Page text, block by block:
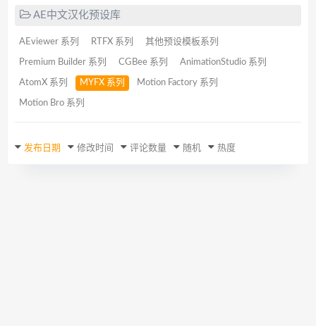
AE中文汉化预设库
AEviewer 系列 RTFX 系列 其他预设模板系列
Premium Builder 系列 CGBee 系列 AnimationStudio 系列
AtomX 系列 MYFX 系列 Motion Factory 系列
Motion Bro 系列
发布日期 修改时间 评论数量 随机 热度